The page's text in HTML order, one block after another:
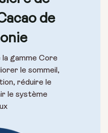
de
gamme Core
le sommeil,
réduire le
le système